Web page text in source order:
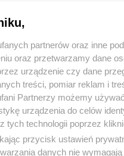
politolog z
Ponad 4
Do tego potrzeba
partnerów oraz inne
oraz przetwarzamy dane
urządzenie czy dane
treści, pomiar reklam i
Partnerzy możemy
urządzenia do celów
tych technologii poprzez
przycisk ustawień
danych nie